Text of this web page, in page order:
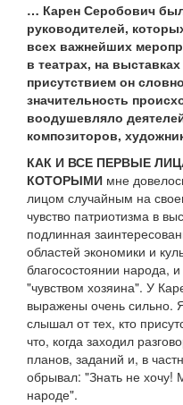
… Карен Серобович
руководителей,
всех важнейших
в театрах, на
присутствием он
значительность
воодушевляло
композиторов,
КАК И ВСЕ ПЕРВЫЕ
КОТОРЫМИ мне
лицом случайным на
чувство патриотизма в
подлинная
областей экономики и
благосостоянии народа,
"чувством хозяина". У
выражены очень сильно.
слышал от тех, кто
что, когда заходил
планов, заданий и, в
обрывал: "Знать не хочу!
народе".